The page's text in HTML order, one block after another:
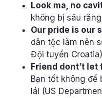
Look ma, no
không bị sâu
Our pride is our
dân tộc làm nên
Đội tuyển Croatia)
Friend dont’t
Bạn tốt không để
lái (US